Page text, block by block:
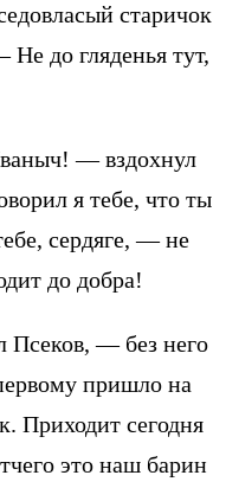
старичок
до гляденья тут,
— вздохнул
я тебе, что ты
сердяге, — не
до добра!
— без него
пришло на
Приходит сегодня
это наш барин